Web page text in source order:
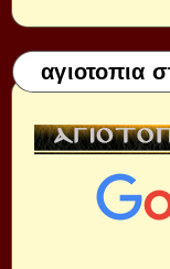
αγιοτοπια